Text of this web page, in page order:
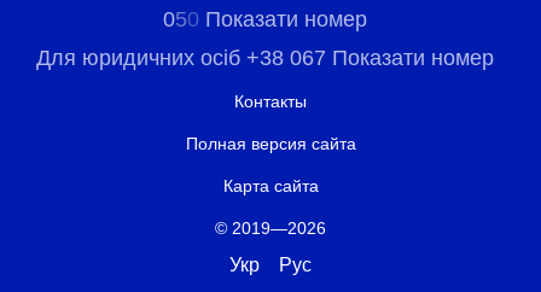
050 Показати номер
Для юридичних осіб +38 067 Показати номер
Контакты
Полная версия сайта
Карта сайта
© 2019—2026
Укр Рус